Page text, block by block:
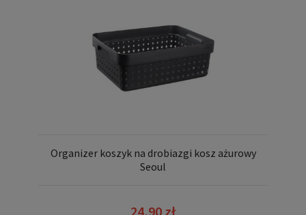
Organizer koszyk na drobiazgi kosz ażurowy
Seoul
24,90 zł